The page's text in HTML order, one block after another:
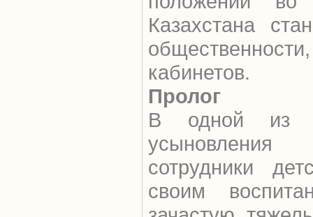
Казахстана
кабинетов.
Пролог
В одной из
сотрудники
своим